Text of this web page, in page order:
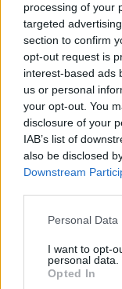
processing of your
targeted
section to confirm
opt-out request is
interest-based ads
us or personal
your opt-out. You
disclosure of your
IAB’s list of
also be disclosed
Downstream
Please note that
not limited to your
grant or deny
use your data for
Personal
I want to opt-
personal data.
Opted In
i